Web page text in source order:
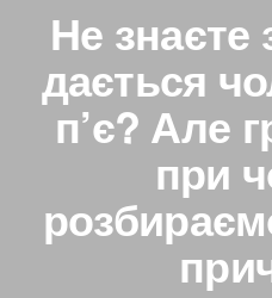
Не знаєте
дається
п’є? Але
при